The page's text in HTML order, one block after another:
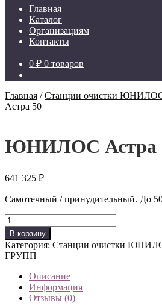
Главная
Каталог
Организациям
Контакты
0 ₽ 0 товаров
Главная /Станции очистки
Астра 50
ЮНИЛОС Астра
641 325 ₽
Самотечный / принудительный. До
Количество
товара
ЮНИЛОС
Астра
50
В корзину
Категория: Станции очистки
ГРУПП
Описание
Информация
Отзывы (0)